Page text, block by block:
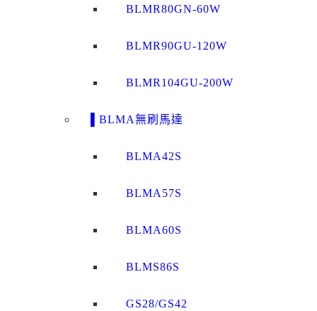
BLMR80GN-60W
BLMR90GU-120W
BLMR104GU-200W
▌BLMA無刷馬達
BLMA42S
BLMA57S
BLMA60S
BLMS86S
GS28/GS42